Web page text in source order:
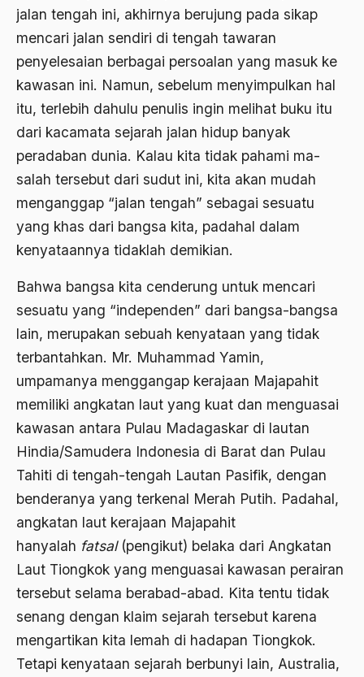
jalan tengah ini, akhirnya berujung pada sikap
mencari jalan sendiri di tengah tawaran
penyelesaian berbagai persoalan yang masuk ke
kawasan ini. Namun, sebelum menyimpulkan hal
itu, terlebih dahulu penulis ingin melihat buku itu
dari kacamata sejarah jalan hidup banyak
peradaban dunia. Kalau kita tidak pahami ma­
salah tersebut dari sudut ini, kita akan mudah
menganggap “jalan tengah” sebagai sesuatu
yang khas dari bangsa kita, padahal dalam
kenyataannya tidaklah demikian.
Bahwa bangsa kita cenderung untuk mencari
sesuatu yang “independen” dari bangsa-­bangsa
lain, merupakan sebuah kenyataan yang tidak
terbantahkan. Mr. Muhammad Yamin,
umpamanya menggangap kerajaan Majapahit
memiliki angkatan laut yang kuat dan menguasai
kawasan antara Pulau Madagaskar di lautan
Hindia/Samudera Indonesia di Barat dan Pulau
Tahiti di tengah-tengah Lautan Pasifik, dengan
benderanya yang terkenal Merah Putih. Padahal,
angkatan laut kerajaan Majapahit
hanyalah fatsal (pengikut) belaka dari Angkatan
Laut Tiongkok yang menguasai kawasan perairan
tersebut selama berabad-­abad. Kita tentu tidak
senang dengan klaim sejarah tersebut karena
mengartikan kita lemah di hadapan Tiongkok.
Tetapi kenyataan sejarah berbunyi lain, Australia,
1997
1996
1994
1993
1991
1990
1989
1988
1986
1985
1983
1982
1980
1979
1978
1976
Abu Zayd
Ad-daulah
Adagium
adat
Adat dan Syari'at
Adat Ngada
Adi Sasono
Adil dan Makmur
Adipati Unus
Administrasi Negara
Adnan Buyung Nasution
Adopsi
Adu Pinalti
Advisors
Aera-Europa
Afiliasi Kultural
Afrika